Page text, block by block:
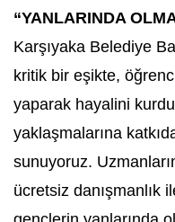
“YANLARINDA
Karşıyaka Belediye
kritik bir eşikte,
yaparak hayalini
yaklaşmalarına
sunuyoruz.
ücretsiz danışmanlık